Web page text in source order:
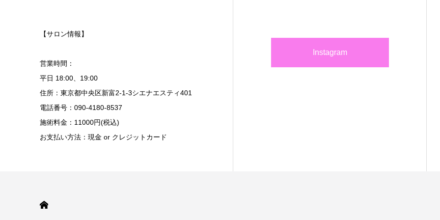
【サロン情報】
営業時間：
平日 18:00、19:00
住所：東京都中央区新富2-1-3シエナエスティ401
電話番号：090-4180-8537
施術料金：11000円(税込)
お支払い方法：現金 or クレジットカード
Instagram